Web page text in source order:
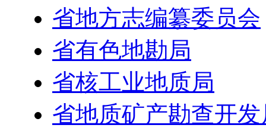
省地方志编纂委员会
省有色地勘局
省核工业地质局
省地质矿产勘查开发